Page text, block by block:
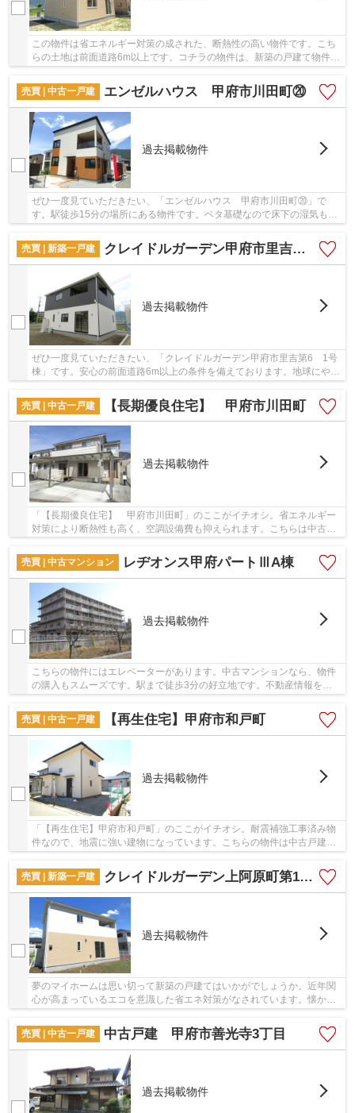
この物件は省エネルギー対策の成された、断熱性の高い物件です。こち
らの土地は前面道路6m以上です。コチラの物件は、新築の戸建て物件で
売買 | 中古一戸建
エンゼルハウス 甲府市川田町⑳
過去掲載物件
ぜひ一度見ていただきたい、「エンゼルハウス 甲府市川田町⑳」で
す。駅徒歩15分の場所にある物件です。ベタ基礎なので床下の湿気も気
売買 | 新築一戸建
クレイドルガーデン甲府市里吉第6 1号棟
過去掲載物件
ぜひ一度見ていただきたい、「クレイドルガーデン甲府市里吉第6 1号
棟」です。安心の前面道路6m以上の条件を備えております。地球にやさ
しい省エネ対策の物件です。こちらは清潔感の...
売買 | 中古一戸建
【長期優良住宅】 甲府市川田町
過去掲載物件
「【長期優良住宅】 甲府市川田町」のここがイチオシ。省エネルギー
対策により断熱性も高く、空調設備費も抑えられます。こちらは中古一
売買 | 中古マンション
レヂオンス甲府パートⅢA棟
過去掲載物件
こちらの物件にはエレベーターがあります。中古マンションなら、物件
の購入もスムーズです。駅まで徒歩3分の好立地です。不動産情報をお
売買 | 中古一戸建
【再生住宅】甲府市和戸町
過去掲載物件
「【再生住宅】甲府市和戸町」のここがイチオシ。耐震補強工事済み物
件なので、地震に強い建物になっています。こちらの物件は中古戸建物
売買 | 新築一戸建
クレイドルガーデン上阿原町第1 1号棟
過去掲載物件
夢のマイホームは思い切って新築の戸建てはいかがでしょうか。近年関
心が高まっているエコを意識した省エネ対策がなされています。懐かし
売買 | 中古一戸建
中古戸建 甲府市善光寺3丁目
過去掲載物件